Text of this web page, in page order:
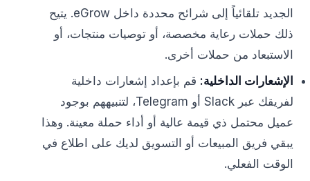
الجديد تلقائياً إلى شرائح محددة داخل eGrow. يتيح
ذلك حملات رعاية مخصصة، أو توصيات منتجات، أو
الاستبعاد من حملات أخرى.
الإشعارات الداخلية: قم بإعداد إشعارات داخلية
لفريقك عبر Slack أو Telegram، لتنبيههم بوجود
عميل محتمل ذي قيمة عالية أو أداء حملة معينة. وهذا
يبقي فريق المبيعات أو التسويق لديك على اطلاع في
الوقت الفعلي.